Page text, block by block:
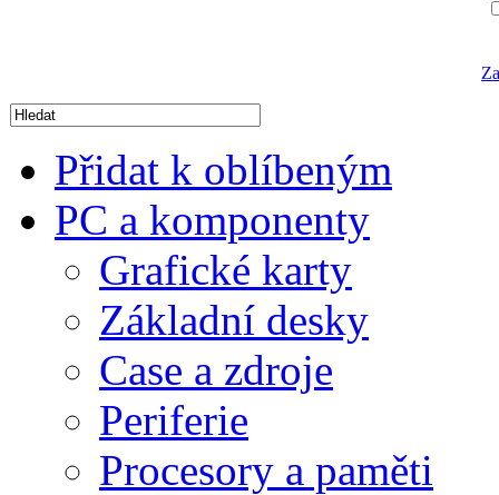
Přidat k oblíbeným
PC a komponenty
Grafické karty
Základní desky
Case a zdroje
Periferie
Procesory a paměti